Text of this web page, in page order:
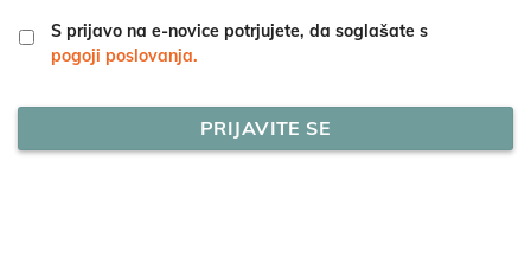
S prijavo na e-novice potrjujete, da soglašate s
pogoji poslovanja.